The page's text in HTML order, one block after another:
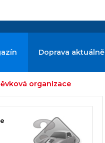
Doprava aktuálně
organizace